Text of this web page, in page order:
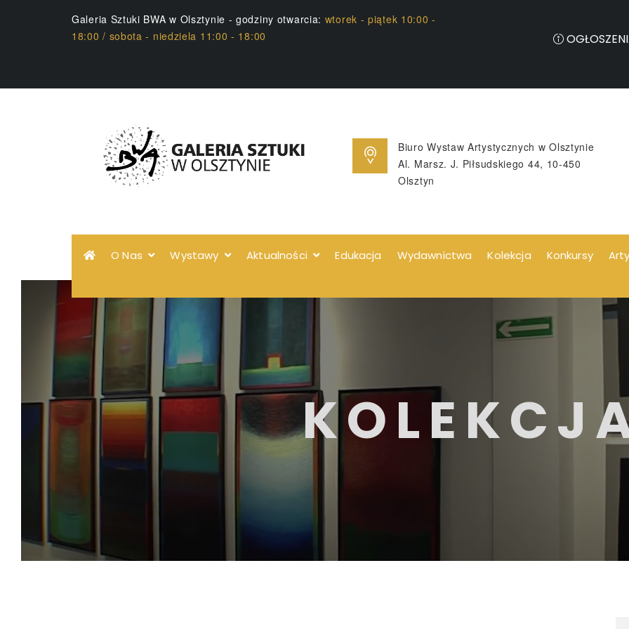
Galeria Sztuki BWA w Olsztynie - godziny otwarcia: wtorek - piątek 10:00 -
18:00 / sobota - niedziela 11:00 - 18:00
Biuro Wystaw Artystycznych w Olsztynie
Al. Marsz. J. Piłsudskiego 44, 10-450
Olsztyn
O Nas Wystawy Aktualności Edukacja Wydawnictwa Kolekcja Konkursy